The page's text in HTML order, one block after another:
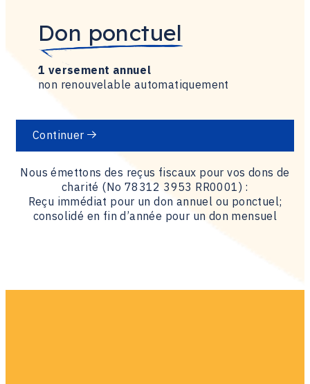
Don ponctuel
1 versement annuel
non renouvelable automatiquement
Continuer
Nous émettons des reçus fiscaux pour vos dons de
charité (No 78312 3953 RR0001) :
Reçu immédiat pour un don annuel ou ponctuel;
consolidé en fin d’année pour un don mensuel